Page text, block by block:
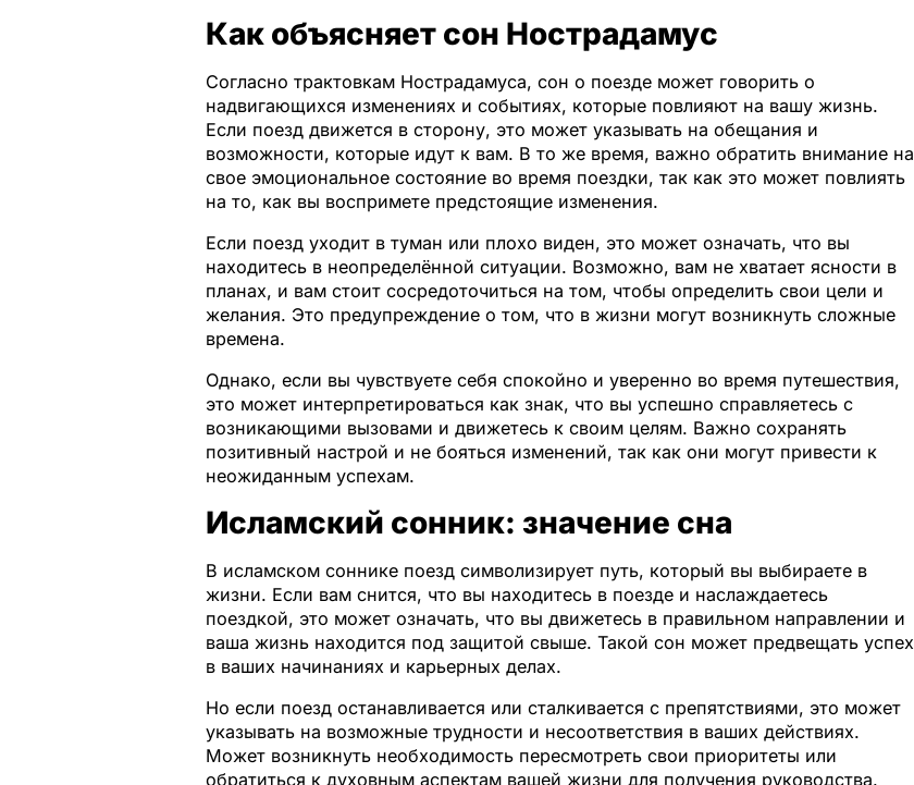
Как объясняет сон Нострадамус
Согласно трактовкам Нострадамуса, сон о поезде может говорить о
надвигающихся изменениях и событиях, которые повлияют на вашу жизнь.
Если поезд движется в сторону, это может указывать на обещания и
возможности, которые идут к вам. В то же время, важно обратить внимание на
свое эмоциональное состояние во время поездки, так как это может повлиять
на то, как вы воспримете предстоящие изменения.
Если поезд уходит в туман или плохо виден, это может означать, что вы
находитесь в неопределённой ситуации. Возможно, вам не хватает ясности в
планах, и вам стоит сосредоточиться на том, чтобы определить свои цели и
желания. Это предупреждение о том, что в жизни могут возникнуть сложные
времена.
Однако, если вы чувствуете себя спокойно и уверенно во время путешествия,
это может интерпретироваться как знак, что вы успешно справляетесь с
возникающими вызовами и движетесь к своим целям. Важно сохранять
позитивный настрой и не бояться изменений, так как они могут привести к
неожиданным успехам.
Исламский сонник: значение сна
В исламском соннике поезд символизирует путь, который вы выбираете в
жизни. Если вам снится, что вы находитесь в поезде и наслаждаетесь
поездкой, это может означать, что вы движетесь в правильном направлении и
ваша жизнь находится под защитой свыше. Такой сон может предвещать успех
в ваших начинаниях и карьерных делах.
Но если поезд останавливается или сталкивается с препятствиями, это может
указывать на возможные трудности и несоответствия в ваших действиях.
Может возникнуть необходимость пересмотреть свои приоритеты или
обратиться к духовным аспектам вашей жизни для получения руководства.